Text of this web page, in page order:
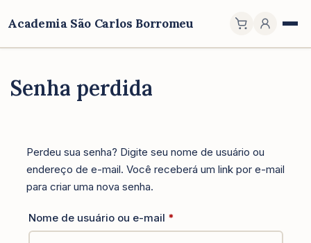
Academia São Carlos Borromeu
Senha perdida
Perdeu sua senha? Digite seu nome de usuário ou
endereço de e-mail. Você receberá um link por e-mail
para criar uma nova senha.
Nome de usuário ou e-mail *